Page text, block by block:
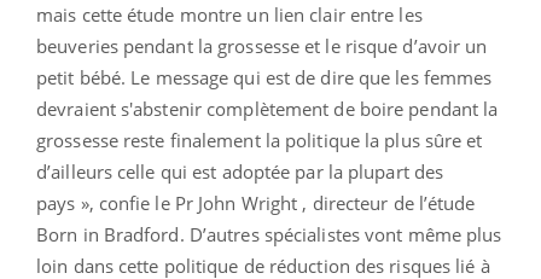
mais cette étude montre un lien clair entre les
beuveries pendant la grossesse et le risque d’avoir un
petit bébé. Le message qui est de dire que les femmes
devraient s'abstenir complètement de boire pendant la
grossesse reste finalement la politique la plus sûre et
d’ailleurs celle qui est adoptée par la plupart des
pays », confie le Pr John Wright , directeur de l’étude
Born in Bradford. D’autres spécialistes vont même plus
loin dans cette politique de réduction des risques lié à